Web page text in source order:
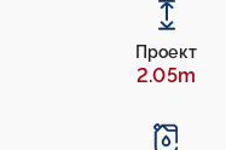
Проект
2.05m